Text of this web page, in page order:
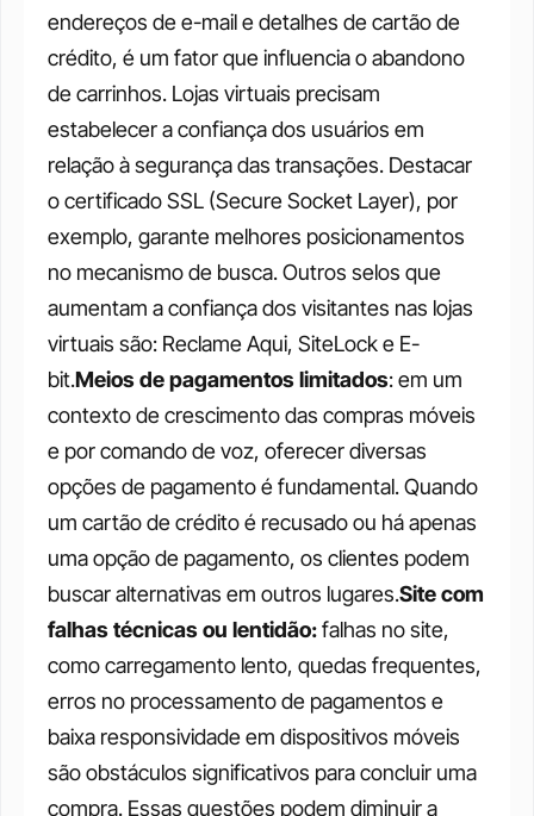
endereços de e-mail e detalhes de cartão de
crédito, é um fator que influencia o abandono
de carrinhos. Lojas virtuais precisam
estabelecer a confiança dos usuários em
relação à segurança das transações. Destacar
o certificado SSL (Secure Socket Layer), por
exemplo, garante melhores posicionamentos
no mecanismo de busca. Outros selos que
aumentam a confiança dos visitantes nas lojas
virtuais são: Reclame Aqui, SiteLock e E-
bit.Meios de pagamentos limitados: em um
contexto de crescimento das compras móveis
e por comando de voz, oferecer diversas
opções de pagamento é fundamental. Quando
um cartão de crédito é recusado ou há apenas
uma opção de pagamento, os clientes podem
buscar alternativas em outros lugares.Site com
falhas técnicas ou lentidão: falhas no site,
como carregamento lento, quedas frequentes,
erros no processamento de pagamentos e
baixa responsividade em dispositivos móveis
são obstáculos significativos para concluir uma
compra. Essas questões podem diminuir a